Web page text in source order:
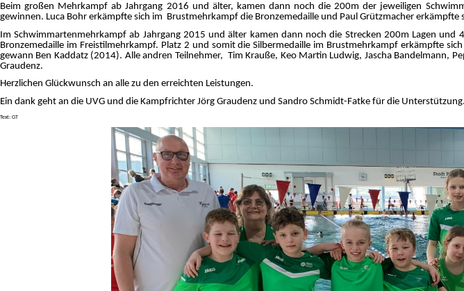
Beim großen Mehrkampf ab Jahrgang 2016 und älter, kamen dann noch die 200m der jeweiligen
gewinnen. Luca Bohr erkämpfte sich im Brustmehrkampf die Bronzemedaille und Paul Grützmacher erkämpfte
Im Schwimmartenmehrkampf ab Jahrgang 2015 und älter kamen dann noch die Strecken 200m Lagen
Bronzemedaille im Freistilmehrkampf. Platz 2 und somit die Silbermedaille im Brustmehrkampf erkämpfte
gewann Ben Kaddatz (2014). Alle andren Teilnehmer, Tim Krauße, Keo Martin Ludwig, Jascha Bandelmann,
Graudenz.
Herzlichen Glückwunsch an alle zu den erreichten Leistungen.
Ein dank geht an die UVG und die Kampfrichter Jörg Graudenz und Sandro Schmidt-Fatke für die Unterstützung.
Text: GT